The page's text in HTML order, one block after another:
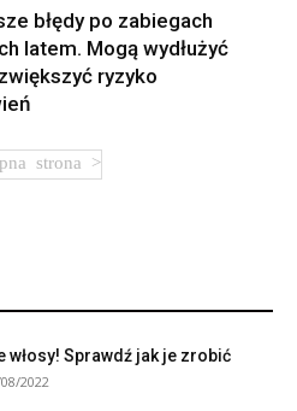
błędy po zabiegach
latem. Mogą wydłużyć
ryzyko
włosy! Sprawdź jak je zrobić
2022